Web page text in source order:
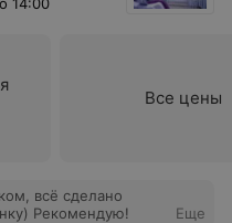
Все цены
всё сделано
Рекомендую!
Еще